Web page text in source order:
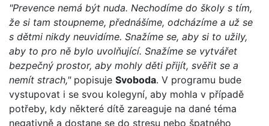
"Prevence nemá být nuda. Nechodíme do školy s tím,
že si tam stoupneme, přednášíme, odcházíme a už se
s dětmi nikdy neuvidíme. Snažíme se, aby si to užily,
aby to pro ně bylo uvolňující. Snažíme se vytvářet
bezpečný prostor, aby mohly děti přijít, svěřit se a
nemít strach,"popisuje Svoboda. V programu bude
vystupovat i se svou kolegyní, aby mohla v případě
potřeby, kdy některé dítě zareaguje na dané téma
negativně a dostane se do stresu nebo špatného